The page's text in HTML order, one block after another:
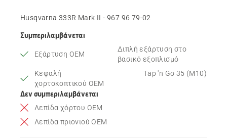
Husqvarna 333R Mark II - 967 96 79‑02
Συμπεριλαμβάνεται
Εξάρτυση OEM
Διπλή εξάρτυση στο
βασικό εξοπλισμό
Κεφαλή
χορτοκοπτικού OEM
Tap 'n Go 35 (M10)
Δεν συμπεριλαμβάνεται
Λεπίδα χόρτου OEM
Λεπίδα πριονιού OEM